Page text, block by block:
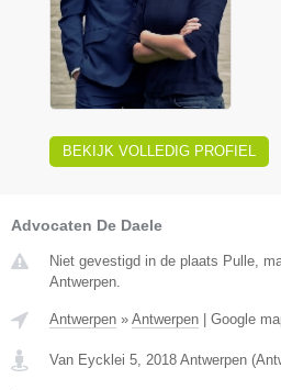
BEKIJK VOLLEDIG PROFIEL
Advocaten De Daele
Niet gevestigd in de plaats Pulle,
Antwerpen.
Antwerpen » Antwerpen | Google
Van Eycklei 5 2018 Antwerpen (